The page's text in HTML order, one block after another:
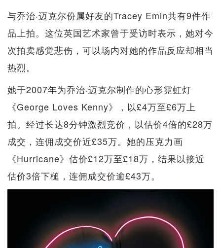
与乔治·迈克尔份属好友的Tracey Emin共有9件作
品上拍。这位英国艺术家曾于受访时表示，她对今
次拍卖感觉悲伤，可以场内对她的作品反应却相当
热烈。
她于2007年为乔治·迈克尔制作的心形霓虹灯
《George Loves Kenny》，以£4万至£6万上
拍。经过长达8分钟激烈竞价，以估价4倍的£28万
成交，连佣成交价近£35万。她的压克力画
《Hurricane》估价£12万至£18万，结果以接近
估价3倍下槌，连佣成交价逾£43万。